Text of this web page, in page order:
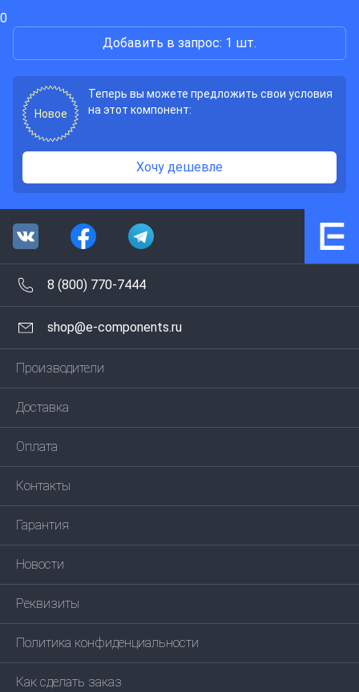
0
Добавить в запрос: 1 шт.
Новое
Теперь вы можете предложить свои условия
на этот компонент:
Хочу дешевле
8 (800) 770-7444
shop@e-components.ru
Производители
Доставка
Оплата
Контакты
Гарантия
Новости
Реквизиты
Политика конфиденциальности
Как сделать заказ